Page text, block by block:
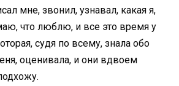
мне, звонил, узнавал, какая я,
что люблю, и все это время у
судя по всему, знала обо
оценивала, и они вдвоем